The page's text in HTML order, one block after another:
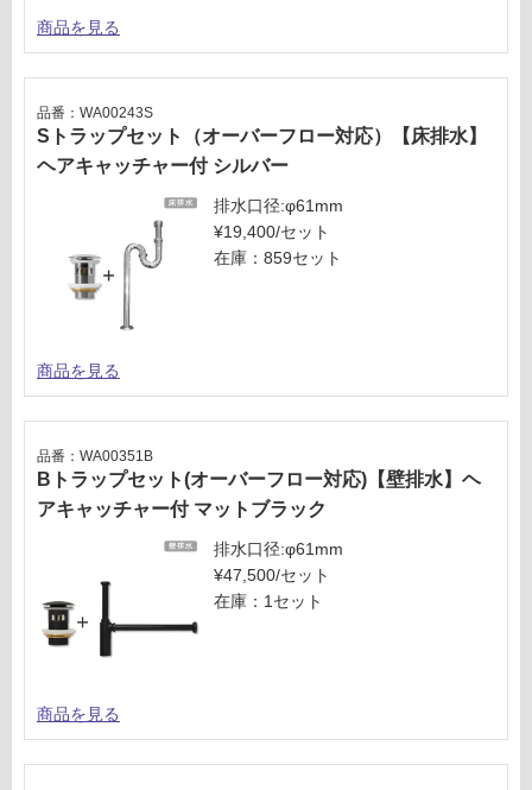
商品を見る
Sトラップセット（オーバーフロー対応）【床排水】
ヘアキャッチャー付 シルバー
品番：WA00243S
排水口径:φ61mm
¥19,400/セット
在庫：859セット
商品を見る
Bトラップセット(オーバーフロー対応)【壁排水】ヘ
アキャッチャー付 マットブラック
品番：WA00351B
排水口径:φ61mm
¥47,500/セット
在庫：1セット
商品を見る